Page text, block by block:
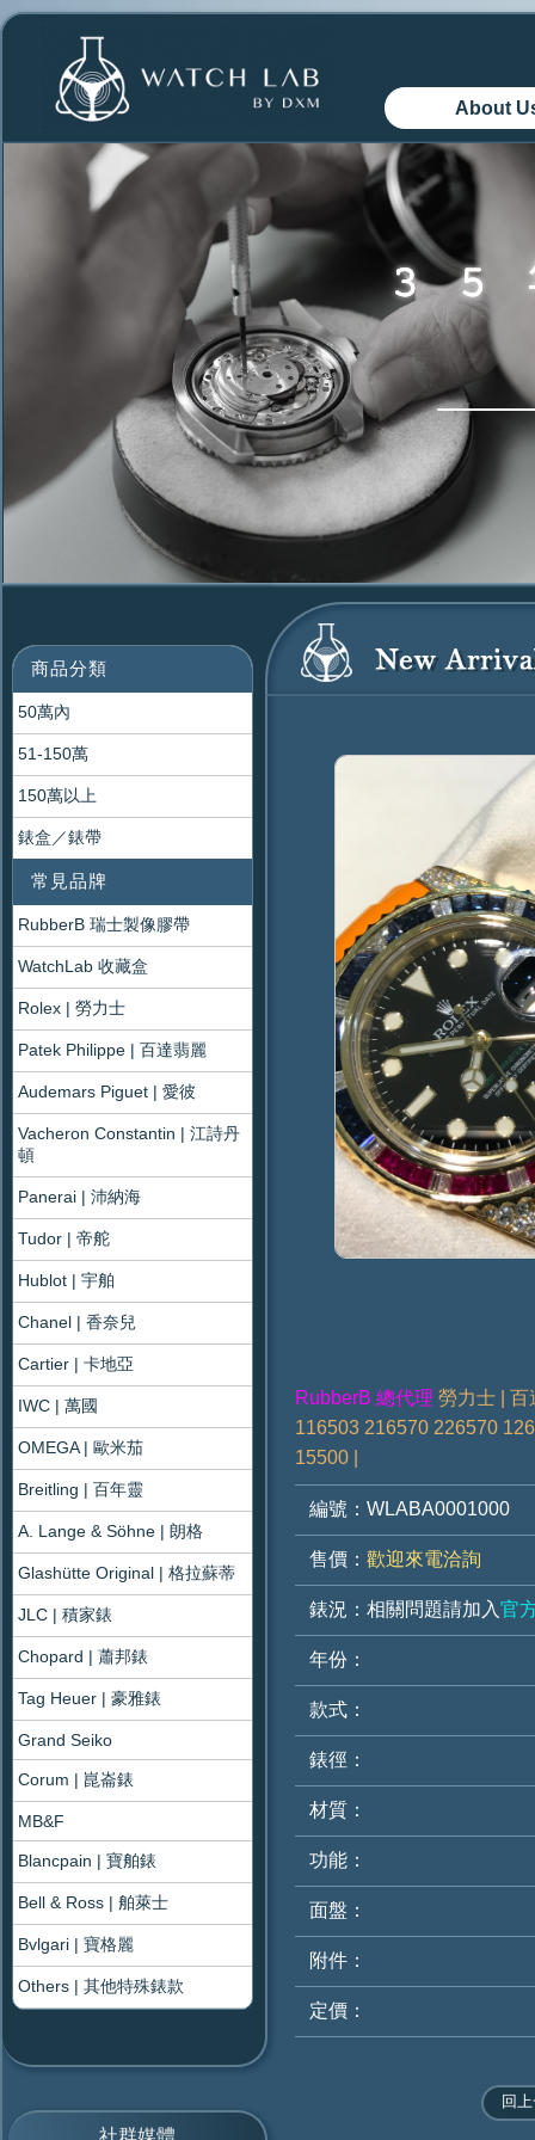
About
商品分類
50萬內
51-150萬
150萬以上
錶盒／錶帶
常見品牌
RubberB 瑞士製像膠帶
WatchLab 收藏盒
Rolex | 勞力士
Patek Philippe | 百達翡麗
Audemars Piguet | 愛彼
Vacheron Constantin | 江詩丹
頓
Panerai | 沛納海
Tudor | 帝舵
Hublot | 宇舶
Chanel | 香奈兒
Cartier | 卡地亞
IWC | 萬國
OMEGA | 歐米茄
Breitling | 百年靈
A. Lange & Söhne | 朗格
Glashütte Original | 格拉蘇蒂
JLC | 積家錶
Chopard | 蕭邦錶
Tag Heuer | 豪雅錶
Grand Seiko
Corum | 崑崙錶
MB&F
Blancpain | 寶舶錶
Bell & Ross | 舶萊士
Bvlgari | 寶格麗
Others | 其他特殊錶款
社群媒體
RubberB 總代理 勞力士 |
116503 216570 226570
15500 |
編號： WLABA0001000
售價： 歡迎來電洽詢
錶況： 相關問題請加入官
年份：
款式：
錶徑：
材質：
功能：
面盤：
附件：
定價：